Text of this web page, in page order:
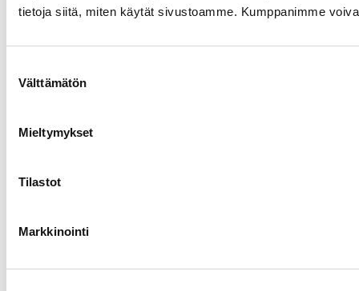
tietoja siitä, miten käytät sivustoamme. Kumppanimme
valinta
Välttämätön
Mieltymykset
Tilastot
Markkinointi